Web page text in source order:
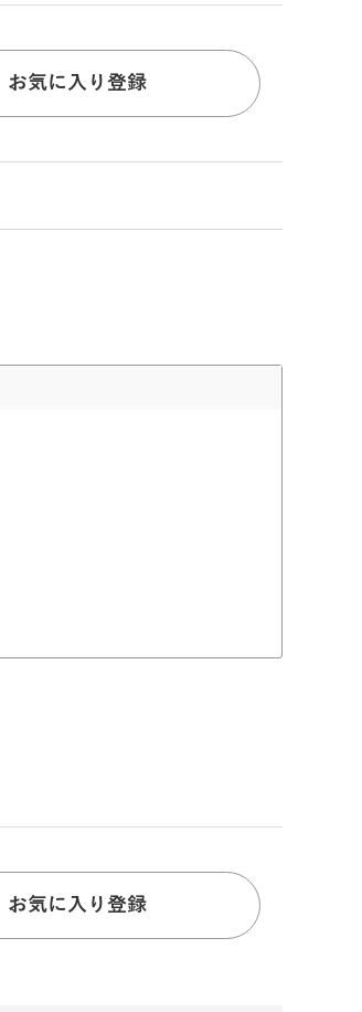
お気に入り登録
お気に入り登録